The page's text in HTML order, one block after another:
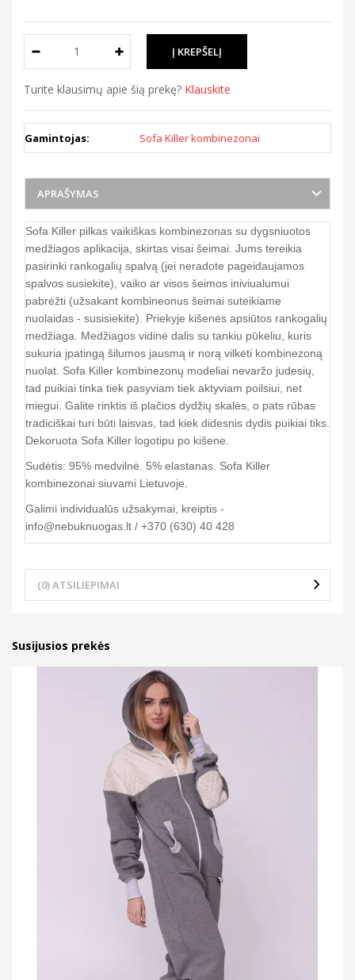
Turite klausimų apie šią prekę? Klauskite
Gamintojas: Sofa Killer kombinezonai
APRAŠYMAS
Sofa Killer pilkas vaikiškas kombinezonas su dygsniuotos
medžiagos aplikacija, skirtas visai šeimai. Jums tereikia
pasirinki rankogalių spalvą (jei neradote pageidaujamos
spalvos susiekite), vaiko ar visos šeimos iniviualumui
pabrėžti (užsakant kombineonus šeimai suteikiame
nuolaidas - susisiekite). Priekyje kišenės apsiūtos rankogalių
medžiaga. Medžiagos vidinė dalis su tankiu pūkeliu, kuris
sukuria įpatingą šilumos jausmą ir norą vilkėti kombinezoną
nuolat. Sofa Killer kombinezonų modeliai nevaržo judesių,
tad puikiai tinka tiek pasyviam tiek aktyviam poilsiui, net
miegui. Galite rinktis iš plačios dydžių skalės, o pats rūbas
tradiciškai turi būti laisvas, tad kiek didesnis dydis puikiai tiks.
Dekoruota Sofa Killer logotipu po kišene.
Sudėtis: 95% medvilnė. 5% elastanas. Sofa Killer
kombinezonai siuvami Lietuvoje.
Galimi individualūs užsakymai, kreiptis -
info@nebuknuogas.lt / +370 (630) 40 428
(0) ATSILIEPIMAI
Susijusios prekės